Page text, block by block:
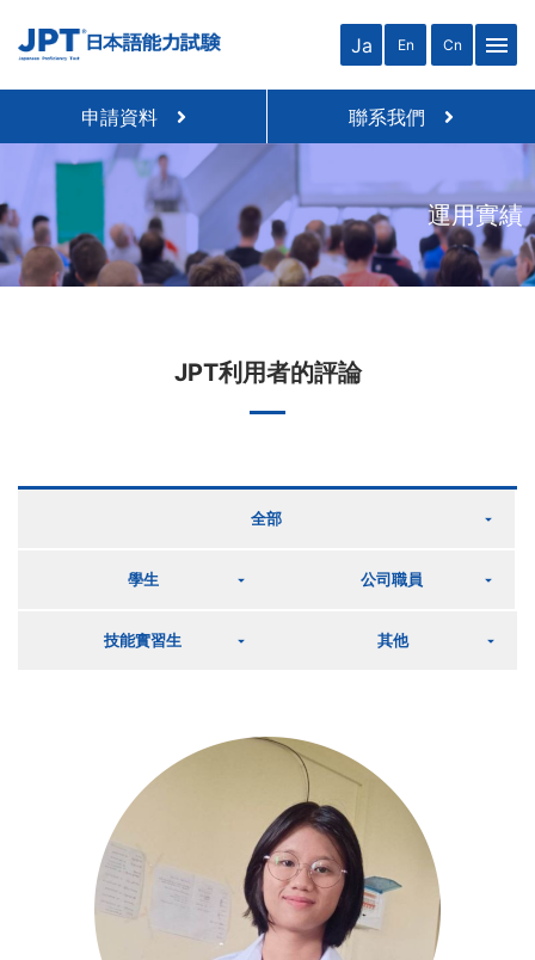
Ja En Cn menu
申請資料 聯系我們
運用實績
JPT利用者的評論
全部
學生 公司職員
技能實習生 其他